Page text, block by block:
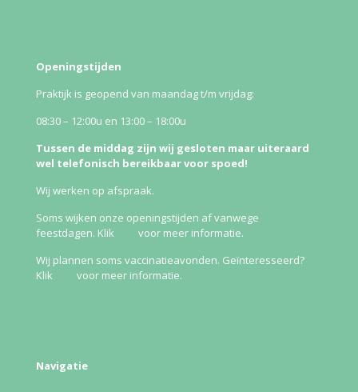
Openingstijden
Praktijk is geopend van maandag t/m vrijdag:
08:30 – 12:00u en 13:00 – 18:00u
Tussen de middag zijn wij gesloten maar uiteraard
wel telefonisch bereikbaar voor spoed!
Wij werken op afspraak.
Soms wijken onze openingstijden af vanwege
feestdagen. Klik
voor meer informatie.
Wij plannen soms vaccinatieavonden. Geïnteresseerd?
Klik
voor meer informatie.
Navigatie